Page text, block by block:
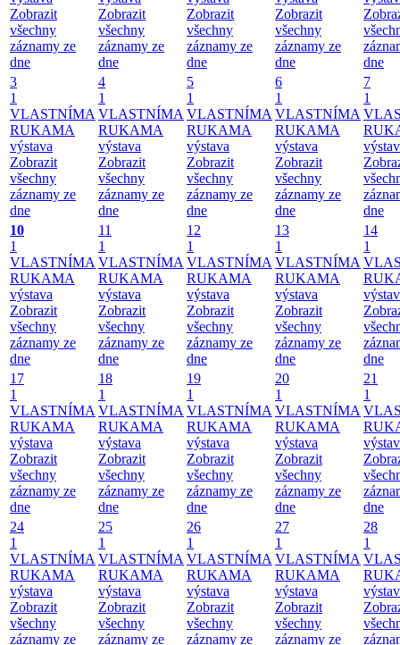
Zobrazit
všechny
záznamy ze
dne
Zobrazit
všechny
záznamy ze
dne
Zobrazit
všechny
záznamy ze
dne
Zobrazit
všechny
záznamy ze
dne
dne
3
1
VLASTNÍMA
RUKAMA
výstava
Zobrazit
všechny
záznamy ze
dne
4
1
VLASTNÍMA
RUKAMA
výstava
Zobrazit
všechny
záznamy ze
dne
5
1
VLASTNÍMA
RUKAMA
výstava
Zobrazit
všechny
záznamy ze
dne
6
1
VLASTNÍMA
RUKAMA
výstava
Zobrazit
všechny
záznamy ze
dne
7
1
dne
10
1
VLASTNÍMA
RUKAMA
výstava
Zobrazit
všechny
záznamy ze
dne
11
1
VLASTNÍMA
RUKAMA
výstava
Zobrazit
všechny
záznamy ze
dne
12
1
VLASTNÍMA
RUKAMA
výstava
Zobrazit
všechny
záznamy ze
dne
13
1
VLASTNÍMA
RUKAMA
výstava
Zobrazit
všechny
záznamy ze
dne
14
1
dne
17
1
VLASTNÍMA
RUKAMA
výstava
Zobrazit
všechny
záznamy ze
dne
18
1
VLASTNÍMA
RUKAMA
výstava
Zobrazit
všechny
záznamy ze
dne
19
1
VLASTNÍMA
RUKAMA
výstava
Zobrazit
všechny
záznamy ze
dne
20
1
VLASTNÍMA
RUKAMA
výstava
Zobrazit
všechny
záznamy ze
dne
21
1
dne
24
1
VLASTNÍMA
RUKAMA
výstava
Zobrazit
všechny
záznamy ze
25
1
VLASTNÍMA
RUKAMA
výstava
Zobrazit
všechny
záznamy ze
26
1
VLASTNÍMA
RUKAMA
výstava
Zobrazit
všechny
záznamy ze
27
1
VLASTNÍMA
RUKAMA
výstava
Zobrazit
všechny
záznamy ze
28
1